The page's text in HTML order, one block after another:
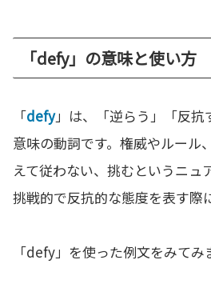
「defy」の意味と使い方
「defy」は、「逆らう」「反抗
意味の動詞です。権威やルール
えて従わない、挑むというニュ
挑戦的で反抗的な態度を表す際
「defy」を使った例文をみてみ